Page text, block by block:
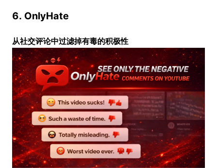
6. OnlyHate
从社交评论中过滤掉有毒的积极性